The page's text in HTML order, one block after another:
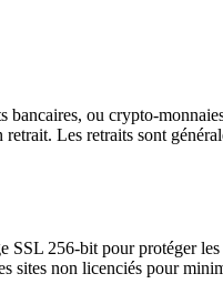
ou crypto-
Les retraits sont
256-bit pour protéger
sites non licenciés pour